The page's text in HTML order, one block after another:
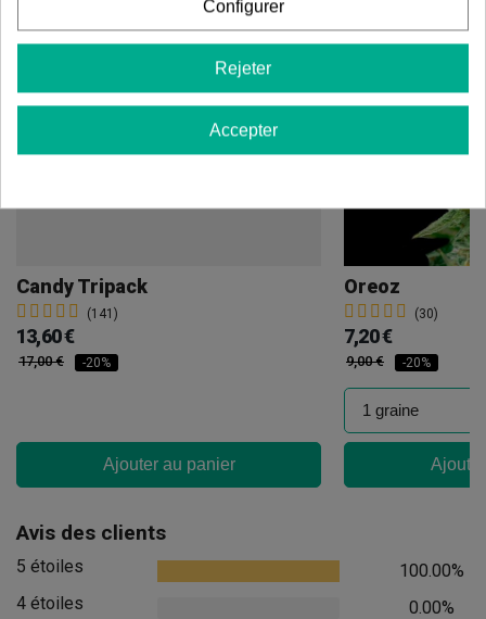
Candy Tripack
(141)
13,60 €
17,00 € -20%
Ajouter au panier
Oreoz
(30)
7,20 €
9,00 € -20%
Avis des clients
5 étoiles
100.00%
4 étoiles
0.00%
Configurer
Rejeter
Accepter